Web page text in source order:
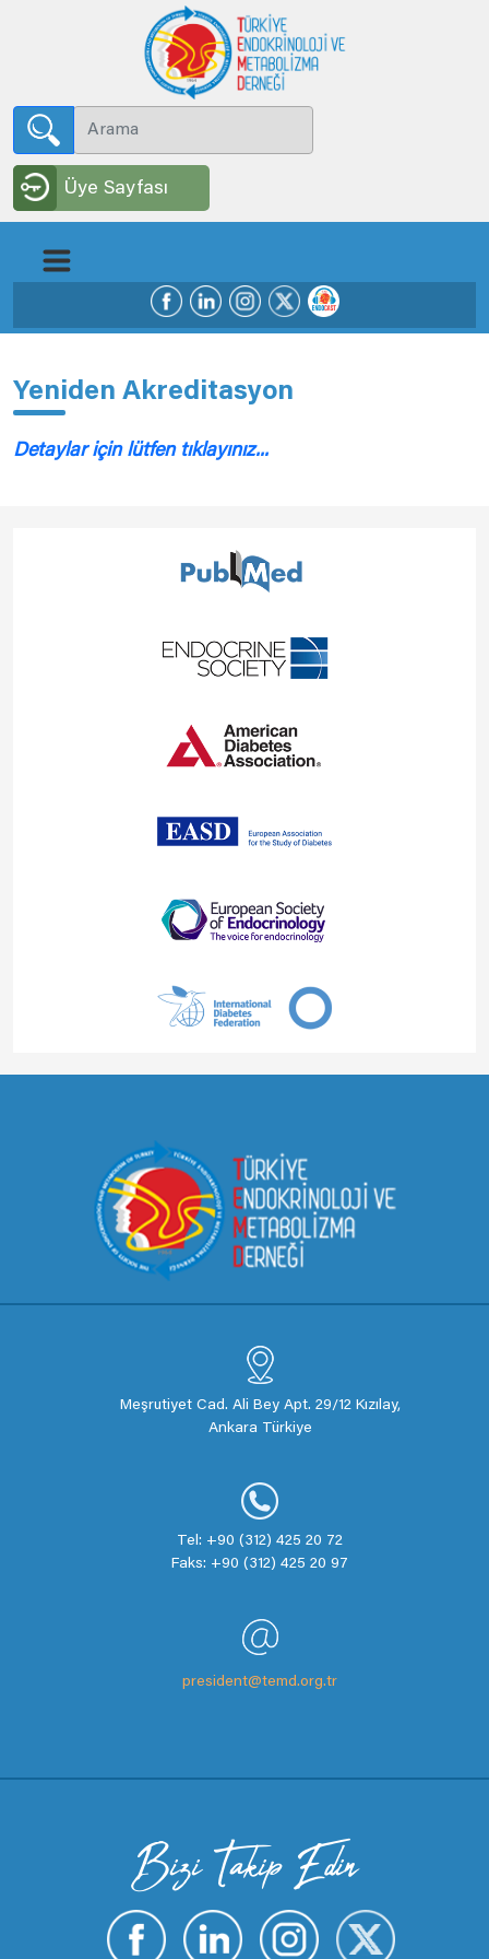
Üye Sayfası
Yeniden Akreditasyon
Detaylar için lütfen tıklayınız...
Meşrutiyet Cad. Ali Bey Apt. 29/12 Kızılay,
Ankara Türkiye
Tel: +90 (312) 425 20 72
Faks: +90 (312) 425 20 97
president@temd.org.tr
Bizi Takip Edin